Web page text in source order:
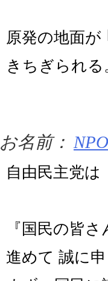
原発の地面が
きちぎられ
お名前：
自由民主党は
『国民の皆
進めて 誠に